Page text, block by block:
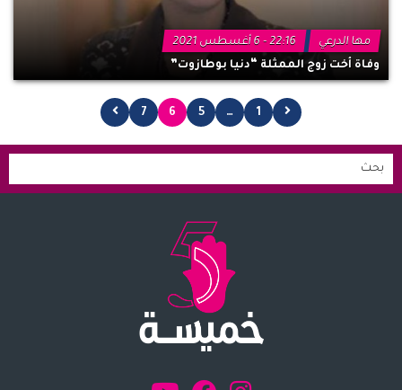
مها الدرعي
22:16 - 6 أغسطس 2021
وفاة أخت زوج الممثلة “دنيا بوطازوت”
1
…
5
6
7